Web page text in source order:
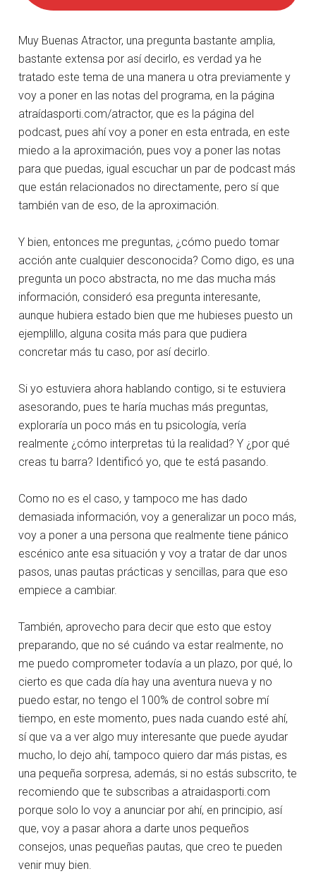
Muy Buenas Atractor, una pregunta bastante amplia,
bastante extensa por así decirlo, es verdad ya he
tratado este tema de una manera u otra previamente y
voy a poner en las notas del programa, en la página
atraídasporti.com/atractor, que es la página del
podcast, pues ahí voy a poner en esta entrada, en este
miedo a la aproximación, pues voy a poner las notas
para que puedas, igual escuchar un par de podcast más
que están relacionados no directamente, pero sí que
también van de eso, de la aproximación.
Y bien, entonces me preguntas, ¿cómo puedo tomar
acción ante cualquier desconocida? Como digo, es una
pregunta un poco abstracta, no me das mucha más
información, consideró esa pregunta interesante,
aunque hubiera estado bien que me hubieses puesto un
ejemplillo, alguna cosita más para que pudiera
concretar más tu caso, por así decirlo.
Si yo estuviera ahora hablando contigo, si te estuviera
asesorando, pues te haría muchas más preguntas,
exploraría un poco más en tu psicología, vería
realmente ¿cómo interpretas tú la realidad? Y ¿por qué
creas tu barra? Identificó yo, que te está pasando.
Como no es el caso, y tampoco me has dado
demasiada información, voy a generalizar un poco más,
voy a poner a una persona que realmente tiene pánico
escénico ante esa situación y voy a tratar de dar unos
pasos, unas pautas prácticas y sencillas, para que eso
empiece a cambiar.
También, aprovecho para decir que esto que estoy
preparando, que no sé cuándo va estar realmente, no
me puedo comprometer todavía a un plazo, por qué, lo
cierto es que cada día hay una aventura nueva y no
puedo estar, no tengo el 100% de control sobre mí
tiempo, en este momento, pues nada cuando esté ahí,
sí que va a ver algo muy interesante que puede ayudar
mucho, lo dejo ahí, tampoco quiero dar más pistas, es
una pequeña sorpresa, además, si no estás subscrito, te
recomiendo que te subscribas a atraidasporti.com
porque solo lo voy a anunciar por ahí, en principio, así
que, voy a pasar ahora a darte unos pequeños
consejos, unas pequeñas pautas, que creo te pueden
venir muy bien.